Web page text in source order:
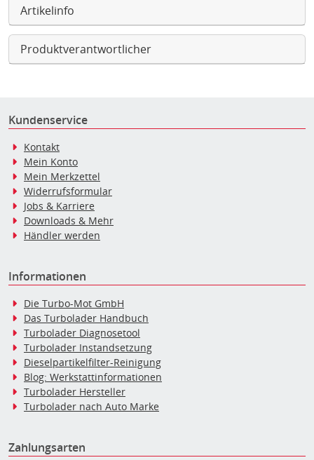
Artikelinfo
Produktverantwortlicher
Kundenservice
Kontakt
Mein Konto
Mein Merkzettel
Widerrufsformular
Jobs & Karriere
Downloads & Mehr
Händler werden
Informationen
Die Turbo-Mot GmbH
Das Turbolader Handbuch
Turbolader Diagnosetool
Turbolader Instandsetzung
Dieselpartikelfilter-Reinigung
Blog: Werkstattinformationen
Turbolader Hersteller
Turbolader nach Auto Marke
Zahlungsarten